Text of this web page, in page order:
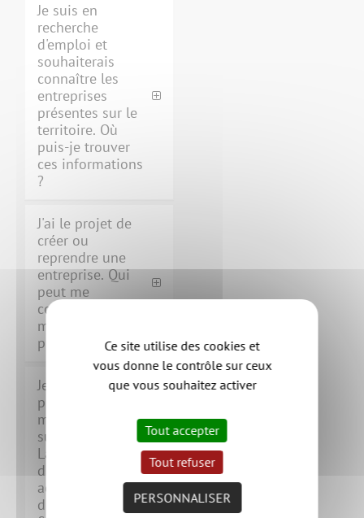
Je suis en
recherche
d'emploi et
souhaiterais
connaître les
entreprises
présentes sur le
territoire. Où
puis-je trouver
ces informations
?
J'ai le projet de
créer ou
reprendre une
entreprise. Qui
peut me
conseiller sur la
manière de s'y
prendre ?
Je crée
prochainement
mon entreprise
sur le territoire.
La Communauté
d'Agglomération
accorde-t-elle
des aides
Ce site utilise des cookies et
vous donne le contrôle sur ceux
que vous souhaitez activer
Tout accepter
Tout refuser
PERSONNALISER